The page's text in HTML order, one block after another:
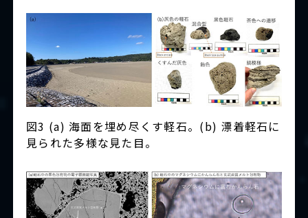
図3 (a) 海面を埋め尽くす軽石。(b) 漂着軽石に
見られた多様な見た目。